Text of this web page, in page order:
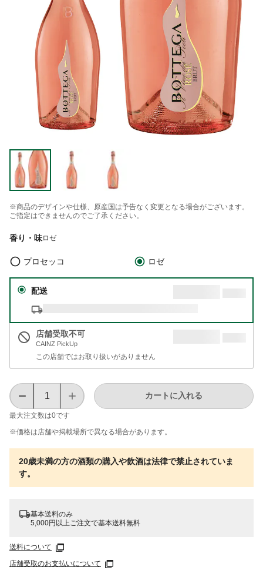
※商品のデザインや仕様、原産国は予告なく変更となる場合がございます。
ご指定はできませんのでご了承ください。
香り・味ロゼ
プロセッコ ロゼ
配送
店舗受取不可
CAINZ PickUp
この店舗ではお取り扱いがありません
最大注文数は0です
カートに入れる
※価格は​店舗や​掲載場所で​異なる​場合が​あります。
20歳未満の方の酒類の購入や飲酒は法律で禁止されていま
す。
基本送料のみ
5,000円以上ご注文で基本送料無料
送料について
店舗受取のお支払いについて